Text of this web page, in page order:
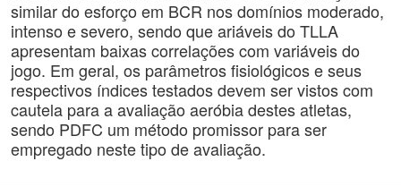
similar do esforço em BCR nos domínios moderado,
intenso e severo, sendo que ariáveis do TLLA
apresentam baixas correlações com variáveis do
jogo. Em geral, os parâmetros fisiológicos e seus
respectivos índices testados devem ser vistos com
cautela para a avaliação aeróbia destes atletas,
sendo PDFC um método promissor para ser
empregado neste tipo de avaliação.